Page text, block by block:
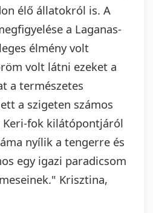
élő állatokról is. A
a Laganas-
élmény volt
volt látni ezeket a
a természetes
a szigeten számos
Keri-fok kilátópontjáról
nyílik a tengerre és
egy igazi paradicsom
Krisztina,